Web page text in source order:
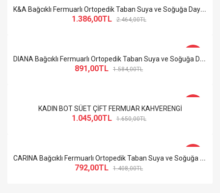
K
&A Bağcıklı Fermuarlı Ortopedik Taban Suya ve Soğuğa Dayanıklı Topuklu Cilt Kadın Bot ST Siyah
1.386,00TL 2.464,00TL
D
IANA Bağcıklı Fermuarlı Ortopedik Taban Suya ve Soğuğa Dayanıklı Topuklu Süet Kadın Bot ST Siyah
891,00TL 1.584,00TL
KADIN BOT SÜET ÇİFT FERMUAR KAHVERENGİ
1.045,00TL 1.650,00TL
C
ARINA Bağcıklı Fermuarlı Ortopedik Taban Suya ve Soğuğa Dayanıklı Kadın Bot KT Krem
792,00TL 1.408,00TL